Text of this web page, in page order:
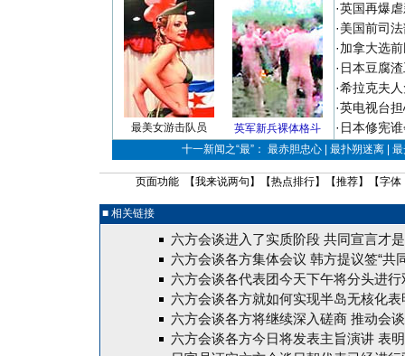
最美女游击队员 英军新兵裸体格斗
·英国再爆
·美国前司
·加拿大选
· 日本豆腐
·希拉克夫
·英电视台
· 日本修宪
十一新闻之“最”： 最赤胆忠心 | 最扑朔迷离 |
页面功能 【我来说两句 】【热点排行】【推荐】【字体
■ 相关链接
六方会谈进入了实质阶段 共同宣言才
六方会谈各方集体会议 韩方提议签“共
六方会谈各代表团今天下午将分头进
六方会谈各方就如何实现半岛无核化表
六方会谈各方将继续深入磋商 推动会
六方会谈各方今日将发表主旨演讲 表